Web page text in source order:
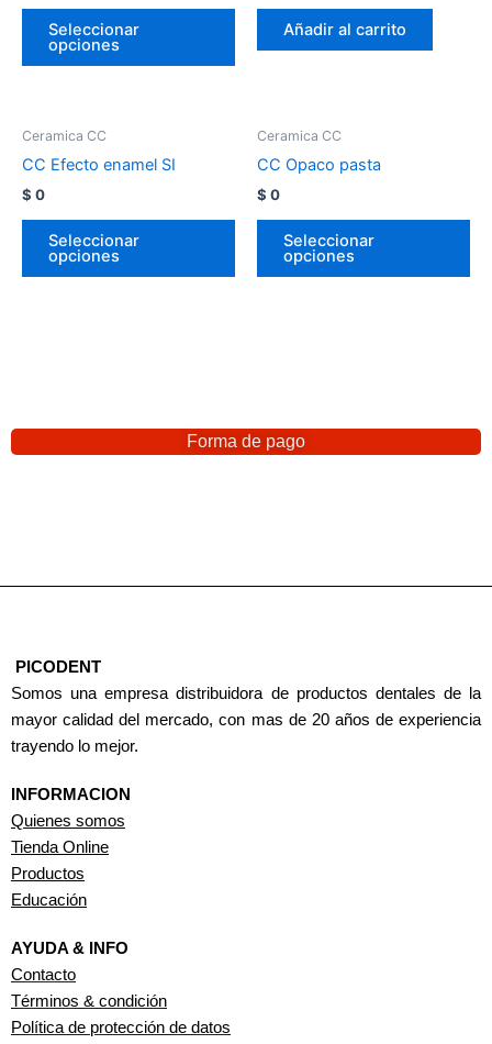
Seleccionar
opciones
Añadir al carrito
Ceramica CC
CC Efecto enamel SI
$ 0
Seleccionar
opciones
Ceramica CC
CC Opaco pasta
$ 0
Seleccionar
opciones
Forma de pago
PICODENT
Somos una empresa distribuidora de productos dentales de la
mayor calidad del mercado, con mas de 20 años de experiencia
trayendo lo mejor.
INFORMACION
Quienes somos
Tienda Online
Productos
Educación
AYUDA & INFO
Contacto
Términos & condición
Política de protección de datos